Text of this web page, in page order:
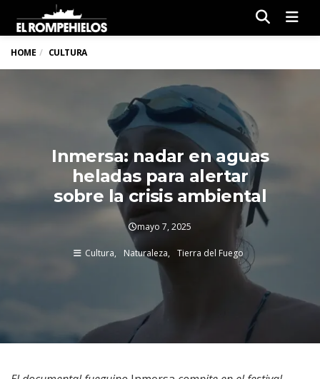
HOME CULTURA
Inmersa: nadar en aguas
heladas para alertar
sobre la crisis ambiental
mayo 7, 2025
Cultura Naturaleza Tierra del Fuego